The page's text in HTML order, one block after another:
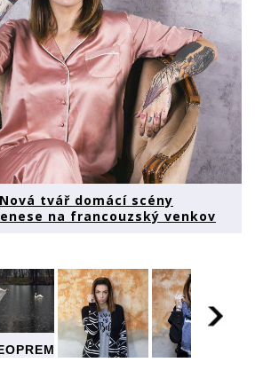
Nová tvář domácí scény
na francouzský venkov